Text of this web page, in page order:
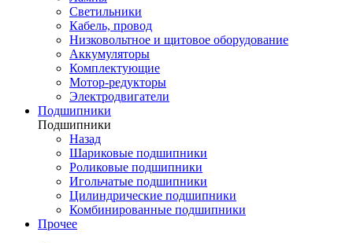
Светильники
Кабель, провод
Низковольтное и щитовое оборудование
Аккумуляторы
Комплектующие
Мотор-редукторы
Электродвигатели
Подшипники
Подшипники
Назад
Шариковые подшипники
Роликовые подшипники
Игольчатые подшипники
Цилиндрические подшипники
Комбинированные подшипники
Прочее